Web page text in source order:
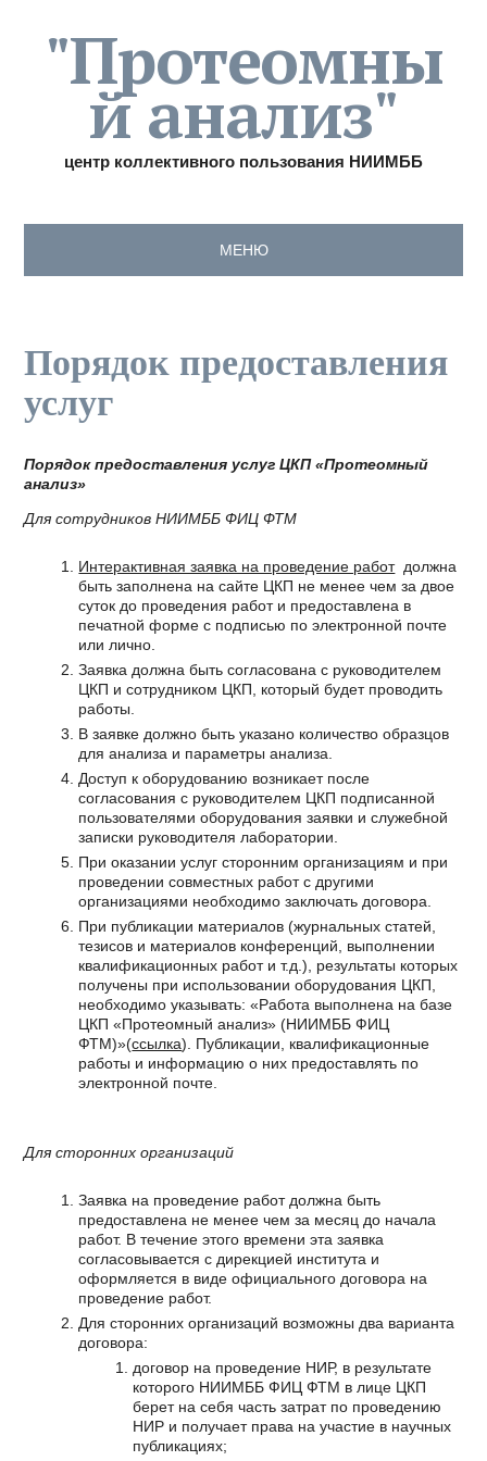
"Протеомны
й анализ"
центр коллективного пользования НИИМББ
МЕНЮ
Порядок предоставления
услуг
Порядок предоставления услуг ЦКП «Протеомный
анализ»
Для сотрудников НИИМББ ФИЦ ФТМ
Интерактивная заявка на проведение работдолжна
быть заполнена на сайте ЦКП не менее чем за двое
суток до проведения работ и предоставлена в
печатной форме с подписью по электронной почте
или лично.
Заявка должна быть согласована с руководителем
ЦКП и сотрудником ЦКП, который будет проводить
работы.
В заявке должно быть указано количество образцов
для анализа и параметры анализа.
Доступ к оборудованию возникает после
согласования с руководителем ЦКП подписанной
пользователями оборудования заявки и служебной
записки руководителя лаборатории.
При оказании услуг сторонним организациям и при
проведении совместных работ с другими
организациями необходимо заключать договора.
При публикации материалов (журнальных статей,
тезисов и материалов конференций, выполнении
квалификационных работ и т.д.), результаты которых
получены при использовании оборудования ЦКП,
необходимо указывать: «Работа выполнена на базе
ЦКП «Протеомный анализ» (НИИМББ ФИЦ
ФТМ)»(ссылка). Публикации, квалификационные
работы и информацию о них предоставлять по
электронной почте.
Для сторонних организаций
Заявка на проведение работ должна быть
предоставлена не менее чем за месяц до начала
работ. В течение этого времени эта заявка
согласовывается с дирекцией института и
оформляется в виде официального договора на
проведение работ.
Для сторонних организаций возможны два варианта
договора:
договор на проведение НИР, в результате
которого НИИМББ ФИЦ ФТМ в лице ЦКП
берет на себя часть затрат по проведению
НИР и получает права на участие в научных
публикациях;